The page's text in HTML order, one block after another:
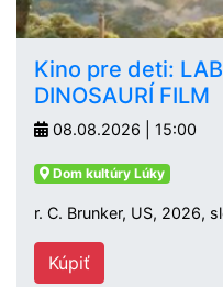
Kino pre deti:
DINOSAURÍ FILM
08.08.2026 | 15:00
Dom kultúry Lúky
r. C. Brunker, US, 2026,
Kúpiť